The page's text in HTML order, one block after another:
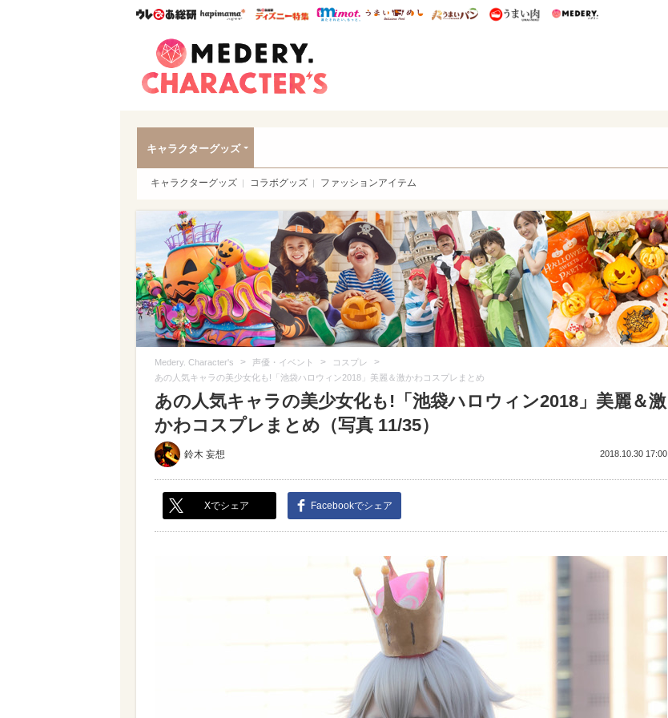
ウレぴあ総研ハピママ* ウレぴあ総研 ディズニー特集
mimot. うまいめし うまいパン うまい肉
キャラクターグッズ
キャラクターグッズ コラボグッズ ファッションアイテム
Medery. Character's > 声優・イベント > コスプレ >
あの人気キャラの美少女化も!「池袋ハロウィン2018」美麗＆激かわコスプレまとめ
あの人気キャラの美少女化も!「池袋ハロウィン2018」美麗＆激
かわコスプレまとめ（写真 11/35）
鈴木 妄想 2018.10.30 17:00
Xでシェア Facebookでシェア